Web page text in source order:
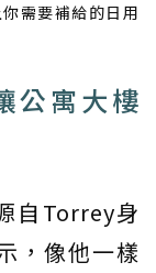
需要補給的日用
公寓大樓
自Torrey身
，像他一樣